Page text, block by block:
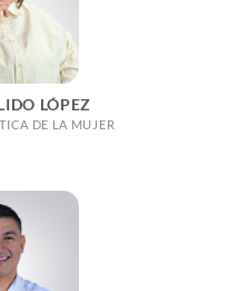
LÓPEZ
DE LA MUJER